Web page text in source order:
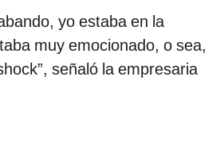
yo estaba en la
muy emocionado, o sea,
señaló la empresaria